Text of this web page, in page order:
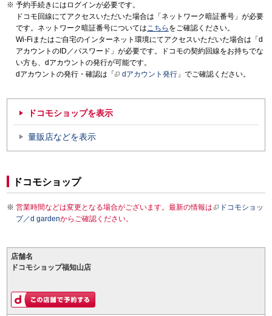
予約手続きにはログインが必要です。
ドコモ回線にてアクセスいただいた場合は「ネットワーク暗証番号」が必要
です。ネットワーク暗証番号についてはこちら をご確認ください。
Wi-Fiまたはご自宅のインターネット環境にてアクセスいただいた場合は「d
アカウントのID／パスワード」が必要です。ドコモの契約回線をお持ちでな
い方も、dアカウントの発行が可能です。
dアカウントの発行・確認は「
dアカウント発行 」でご確認ください。
ドコモショップを表示
量販店などを表示
ドコモショップ
営業時間などは変更となる場合がございます。最新の情報は
ドコモショッ
プ／d gardenからご確認ください。
店舗名
ドコモショップ福知山店